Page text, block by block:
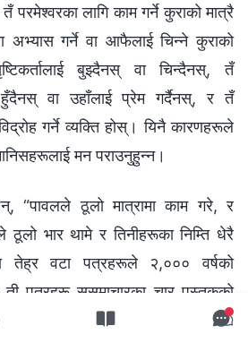
तँ परमेश्‍वरका लागि काम गर्ने कुराको मात्रै
अभ्यास गर्ने वा आफैलाई चिन्‍ने कुराको
बुझ्दैनस् वा चिन्दैनस्, तँ
हुँदैनस् वा उहाँलाई प्रेम गर्दैनस्, र तँ
गर्ने व्यक्ति होस्। यिनै कारणहरूले
मन पराउनुहुन्‍न।
“पावलले ठूलो मात्रामा काम गरे, र
ठूलो भार थामे र तिनीहरूका निम्ति धेरै
तेह्र वटा पत्रहरूले २,००० वर्षको
पत्रहरू सुसमाचारका चार पुस्तकको
कसलाई तिनीसित तुलना गर्न